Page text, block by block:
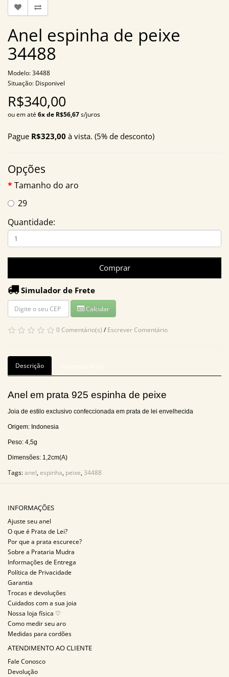
Anel espinha de peixe
34488
Modelo: 34488
Situação: Disponivel
R$340,00
ou em até6x de R$56,67s/juros
Pague R$323,00 à vista. (5% de desconto)
Opções
Tamanho do aro
29
Quantidade:
Comprar
Simulador de Frete
Calcular
0 Comentário(s) /Escrever Comentário
Descrição
Anel em prata 925 espinha de peixe
Joia de estilo exclusivo confeccionada em prata de lei envelhecida
Origem: Indonesia
Peso: 4,5g
Dimensões: 1,2cm(A)
Tags:anel,espinha, peixe,34488
INFORMAÇÕES
Ajuste seu anel
O que é Prata de Lei?
Por que a prata escurece?
Sobre a Prataria Mudra
Informações de Entrega
Política de Privacidade
Garantia
Trocas e devoluções
Cuidados com a sua joia
Nossa loja física ♡
Como medir seu aro
Medidas para cordões
ATENDIMENTO AO CLIENTE
Fale Conosco
Devolução